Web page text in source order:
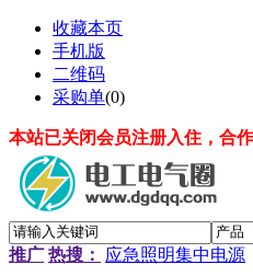
收藏本页
手机版
二维码
采购单(0)
本站已关闭会员注册入住，合
推广 热搜： 应急照明集中电源